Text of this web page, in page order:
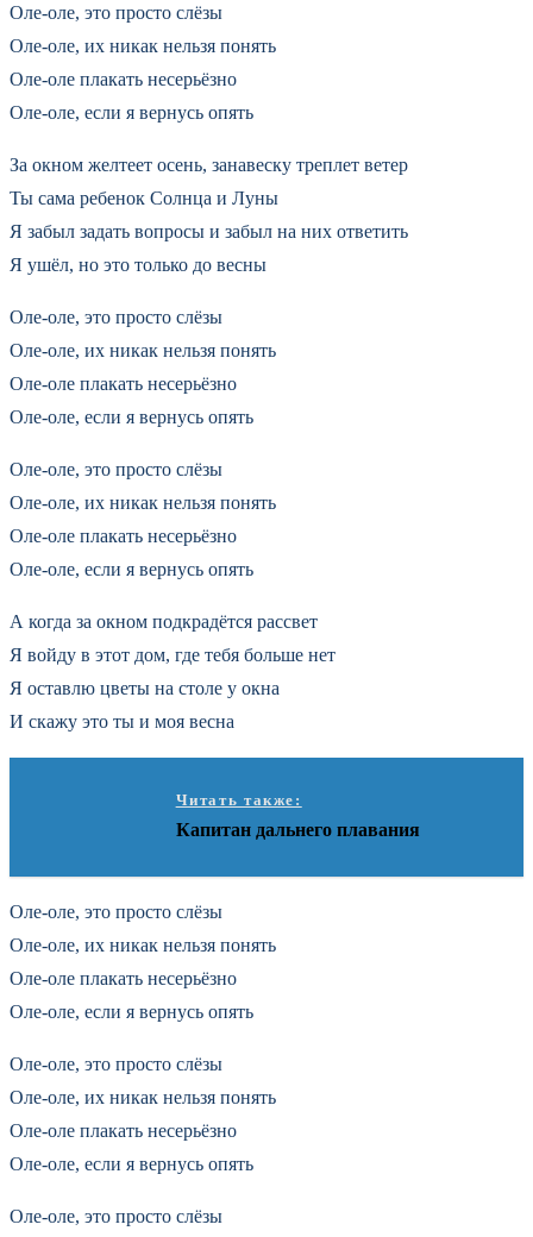
Оле-оле, это просто слёзы
Оле-оле, их никак нельзя понять
Оле-оле плакать несерьёзно
Оле-оле, если я вернусь опять
За окном желтеет осень, занавеску треплет ветер
Ты сама ребенок Солнца и Луны
Я забыл задать вопросы и забыл на них ответить
Я ушёл, но это только до весны
Оле-оле, это просто слёзы
Оле-оле, их никак нельзя понять
Оле-оле плакать несерьёзно
Оле-оле, если я вернусь опять
Оле-оле, это просто слёзы
Оле-оле, их никак нельзя понять
Оле-оле плакать несерьёзно
Оле-оле, если я вернусь опять
А когда за окном подкрадётся рассвет
Я войду в этот дом, где тебя больше нет
Я оставлю цветы на столе у окна
И скажу это ты и моя весна
Читать также:
Капитан дальнего плавания
Оле-оле, это просто слёзы
Оле-оле, их никак нельзя понять
Оле-оле плакать несерьёзно
Оле-оле, если я вернусь опять
Оле-оле, это просто слёзы
Оле-оле, их никак нельзя понять
Оле-оле плакать несерьёзно
Оле-оле, если я вернусь опять
Оле-оле, это просто слёзы